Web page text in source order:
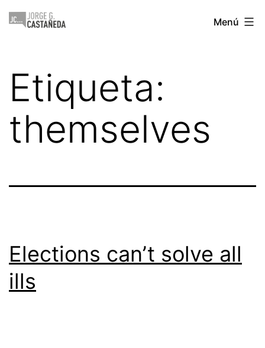
Saltar
Jorge
Menú
Etiqueta:
themselves
Elections can’t solve all
ills